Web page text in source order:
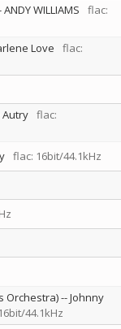
ANDY WILLIAMS
flac:
Love
flac:
flac:
flac: 16bit/44.1kHz
Orchestra)--Johnny
44.1kHz